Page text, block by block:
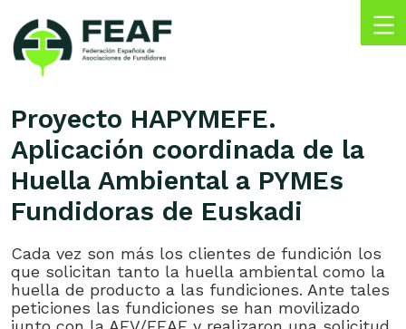
content
Española
de
Asociaciones
de
Fundidores
Proyecto HAPYMEFE.
Aplicación coordinada de la
Huella Ambiental a PYMEs
Fundidoras de Euskadi
Cada vez son más los clientes de fundición los
que solicitan tanto la huella ambiental como la
huella de producto a las fundiciones. Ante tales
peticiones las fundiciones se han movilizado